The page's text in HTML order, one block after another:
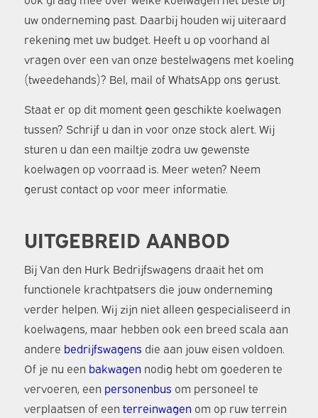
uw onderneming past. Daarbij houden wij uiteraard
rekening met uw budget. Heeft u op voorhand al
vragen over een van onze bestelwagens met koeling
(tweedehands)? Bel, mail of WhatsApp ons gerust.
Staat er op dit moment geen geschikte koelwagen
tussen? Schrijf u dan in voor onze stock alert. Wij
sturen u dan een mailtje zodra uw gewenste
koelwagen op voorraad is. Meer weten? Neem
gerust contact op voor meer informatie.
UITGEBREID AANBOD
Bij Van den Hurk Bedrijfswagens draait het om
functionele krachtpatsers die jouw onderneming
verder helpen. Wij zijn niet alleen gespecialiseerd in
koelwagens, maar hebben ook een breed scala aan
andere bedrijfswagens die aan jouw eisen voldoen.
Of je nu een bakwagen nodig hebt om goederen te
vervoeren, een personenbus om personeel te
verplaatsen of een terreinwagen om op ruw terrein